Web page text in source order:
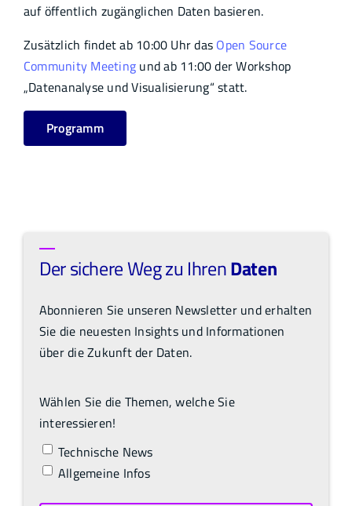
auf öffentlich zugänglichen Daten basieren.
Zusätzlich findet ab 10:00 Uhr das Open Source
Community Meeting und ab 11:00 der Workshop
„Datenanalyse und Visualisierung“ statt.
Programm
Der sichere Weg zu IhrenDaten
Abonnieren Sie unseren Newsletter und erhalten
Sie die neuesten Insights und Informationen
über die Zukunft der Daten.
Wählen Sie die Themen, welche Sie
interessieren!
Technische News
Allgemeine Infos